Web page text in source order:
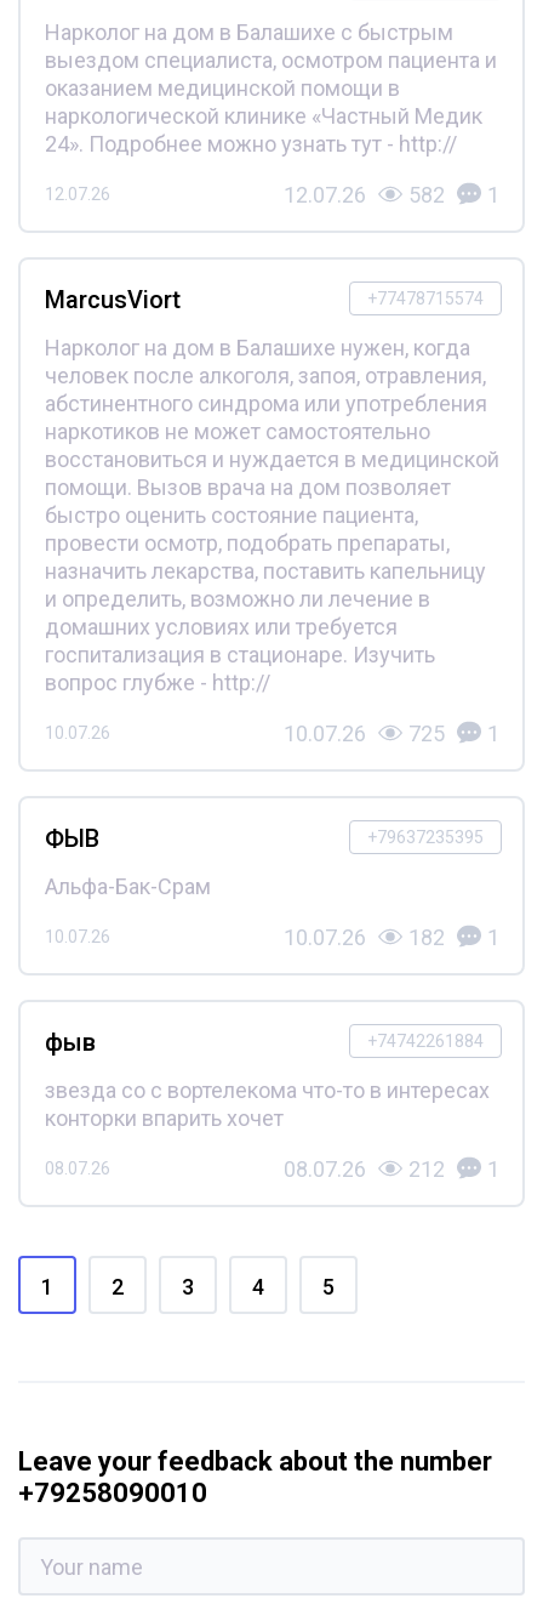
Нарколог на дом в Балашихе с быстрым
выездом специалиста, осмотром пациента и
оказанием медицинской помощи в
наркологической клинике «Частный Медик
24». Подробнее можно узнать тут - http://
12.07.26 12.07.26 582 1
+77478715574
MarcusViort
Нарколог на дом в Балашихе нужен, когда
человек после алкоголя, запоя, отравления,
абстинентного синдрома или употребления
наркотиков не может самостоятельно
восстановиться и нуждается в медицинской
помощи. Вызов врача на дом позволяет
быстро оценить состояние пациента,
провести осмотр, подобрать препараты,
назначить лекарства, поставить капельницу
и определить, возможно ли лечение в
домашних условиях или требуется
госпитализация в стационаре. Изучить
вопрос глубже - http://
10.07.26 10.07.26 725 1
+79637235395
ФЫВ
Альфа-Бак-Срам
10.07.26 10.07.26 182 1
+74742261884
фыв
звезда со с вортелекома что-то в интересах
конторки впарить хочет
08.07.26 08.07.26 212 1
1 2 3 4 5
Leave your feedback about the number
+79258090010